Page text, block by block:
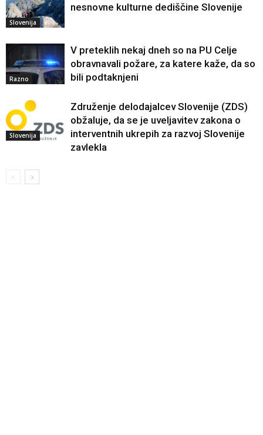
Slovenija
nesnovne kulturne dediščine Slovenije
Razno
V preteklih nekaj dneh so na PU Celje
obravnavali požare, za katere kaže, da so
bili podtaknjeni
Slovenija
Združenje delodajalcev Slovenije (ZDS)
obžaluje, da se je uveljavitev zakona o
interventnih ukrepih za razvoj Slovenije
zavlekla